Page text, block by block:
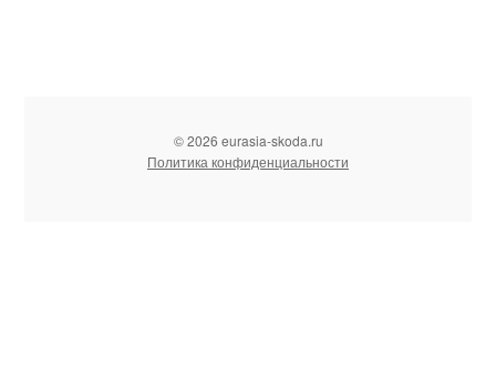
© 2026 eurasia-skoda.ru
Политика конфиденциальности